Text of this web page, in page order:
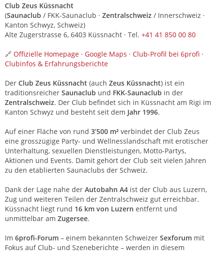
Club Zeus Küssnacht
(Saunaclub / FKK-Saunaclub · Zentralschweiz / Innerschweiz ·
Kanton Schwyz, Schweiz)
Alte Zugerstrasse 6, 6403 Küssnacht · Tel. +41 41 850 00 80
🔗 Offizielle Homepage · Google Maps · Club-Profil bei 6profi ·
Clubinfos & Erfahrungsberichte
Der Club Zeus Küssnacht (auch Zeus Küssnacht) ist ein
traditionsreicher Saunaclub und FKK-Saunaclub in der
Zentralschweiz. Der Club befindet sich in Küssnacht am Rigi im
Kanton Schwyz und besteht seit dem Jahr 1996.
Auf einer Fläche von rund 3’500 m² verbindet der Club Zeus
eine grosszügige Party- und Wellnesslandschaft mit erotischer
Unterhaltung, sexuellen Dienstleistungen, Motto-Partys,
Aktionen und Events. Damit gehört der Club seit vielen Jahren
zu den etablierten Saunaclubs der Schweiz.
Dank der Lage nahe der Autobahn A4 ist der Club aus Luzern,
Zug und weiteren Teilen der Zentralschweiz gut erreichbar.
Küssnacht liegt rund 16 km von Luzern entfernt und
unmittelbar am Zugersee.
Im 6profi-Forum – einem bekannten Schweizer Sexforum mit
Fokus auf Club- und Szeneberichte – werden in diesem